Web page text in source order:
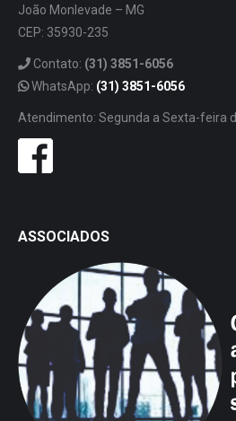
João Monlevade – MG
CEP: 35930-235
Contato: (31) 3851-6056
WhatsApp: (31) 3851-6056
Atendimento: Segunda a Sexta-feira
ASSOCIADOS